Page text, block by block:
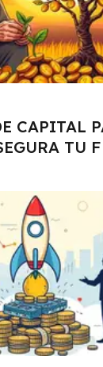
CAPITAL
TU